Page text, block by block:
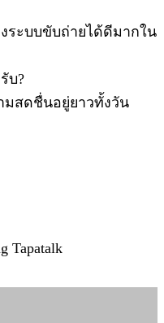
งระบบขับถ่ายได้ดีมากใน
บ?
มสดชื่นอยู่ยาวทั้งวัน
Tapatalk